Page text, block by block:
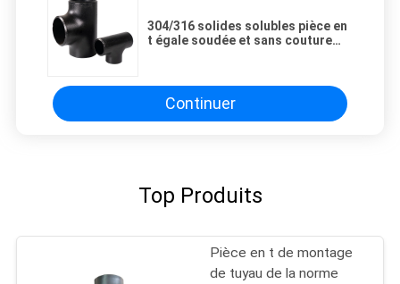
304/316 solides solubles pièce en
t égale soudée et sans couture
Continuer
Top Produits
Pièce en t de montage
de tuyau de la norme